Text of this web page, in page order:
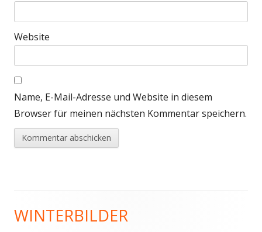
Website
Name, E-Mail-Adresse und Website in diesem
Browser für meinen nächsten Kommentar speichern.
Haupt-
WINTERBILDER